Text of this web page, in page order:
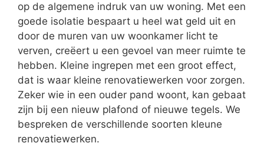
op de algemene indruk van uw woning. Met een
goede isolatie bespaart u heel wat geld uit en
door de muren van uw woonkamer licht te
verven, creëert u een gevoel van meer ruimte te
hebben. Kleine ingrepen met een groot effect,
dat is waar kleine renovatiewerken voor zorgen.
Zeker wie in een ouder pand woont, kan gebaat
zijn bij een nieuw plafond of nieuwe tegels. We
bespreken de verschillende soorten kleune
renovatiewerken.